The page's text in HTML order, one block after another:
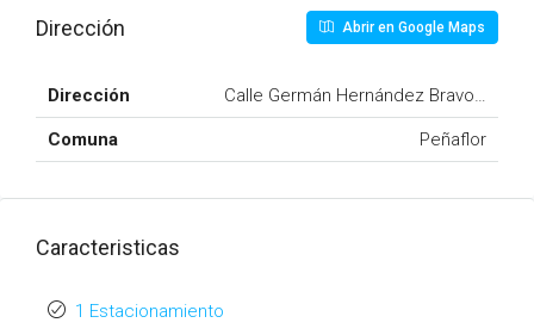
Dirección Abrir en Google Maps
Dirección Calle Germán Hernández Bravo
Comuna Peñaflor
Caracteristicas
1 Estacionamiento